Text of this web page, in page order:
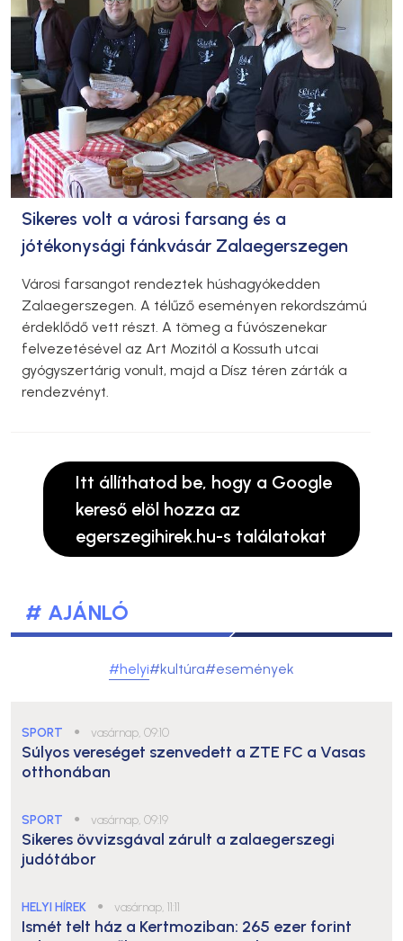
Sikeres volt a városi farsang és a
jótékonysági fánkvásár Zalaegerszegen
Városi farsangot rendeztek húshagyókedden
Zalaegerszegen. A télűző eseményen rekordszámú
érdeklődő vett részt. A tömeg a fúvószenekar
felvezetésével az Art Mozitól a Kossuth utcai
gyógyszertárig vonult, majd a Dísz téren zárták a
rendezvényt.
Itt állíthatod be, hogy a Google
kereső elöl hozza az
egerszegihirek.hu-s találatokat
# AJÁNLÓ
#helyi#kultúra#események
SPORT ● vasárnap, 09:10
Súlyos vereséget szenvedett a ZTE FC a Vasas
otthonában
SPORT ● vasárnap, 09:19
Sikeres övvizsgával zárult a zalaegerszegi
judótábor
HELYI HÍREK ● vasárnap, 11:11
Ismét telt ház a Kertmoziban: 265 ezer forint